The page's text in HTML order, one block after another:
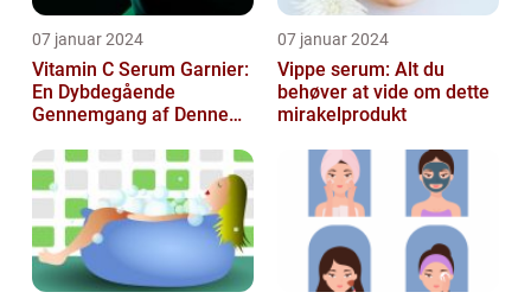
07 januar 2024
Vitamin C Serum Garnier:
En Dybdegående
Gennemgang af Denne
Kosmetikfavorit
07 januar 2024
Vippe serum: Alt du
behøver at vide om dette
mirakelprodukt